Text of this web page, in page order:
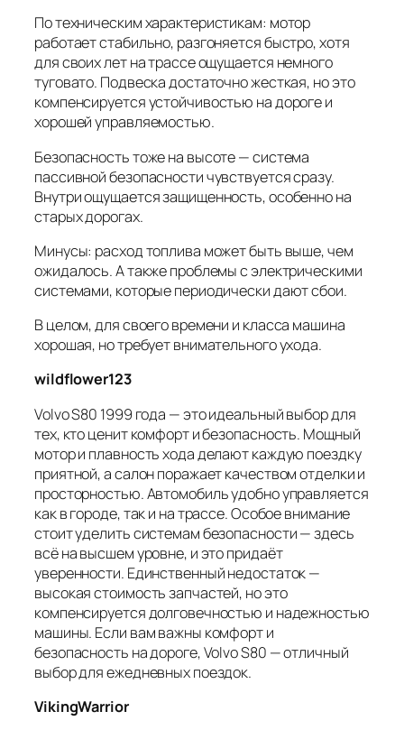
По техническим характеристикам: мотор
работает стабильно, разгоняется быстро, хотя
для своих лет на трассе ощущается немного
туговато. Подвеска достаточно жесткая, но это
компенсируется устойчивостью на дороге и
хорошей управляемостью.
Безопасность тоже на высоте — система
пассивной безопасности чувствуется сразу.
Внутри ощущается защищенность, особенно на
старых дорогах.
Минусы: расход топлива может быть выше, чем
ожидалось. А также проблемы с электрическими
системами, которые периодически дают сбои.
В целом, для своего времени и класса машина
хорошая, но требует внимательного ухода.
wildflower123
Volvo S80 1999 года — это идеальный выбор для
тех, кто ценит комфорт и безопасность. Мощный
мотор и плавность хода делают каждую поездку
приятной, а салон поражает качеством отделки и
просторностью. Автомобиль удобно управляется
как в городе, так и на трассе. Особое внимание
стоит уделить системам безопасности — здесь
всё на высшем уровне, и это придаёт
уверенности. Единственный недостаток —
высокая стоимость запчастей, но это
компенсируется долговечностью и надежностью
машины. Если вам важны комфорт и
безопасность на дороге, Volvo S80 — отличный
выбор для ежедневных поездок.
VikingWarrior